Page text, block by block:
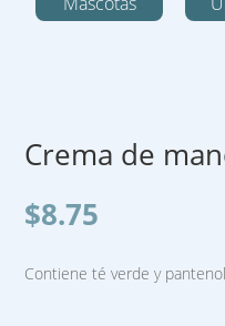
Crema de
$8.75
Contiene té verde y